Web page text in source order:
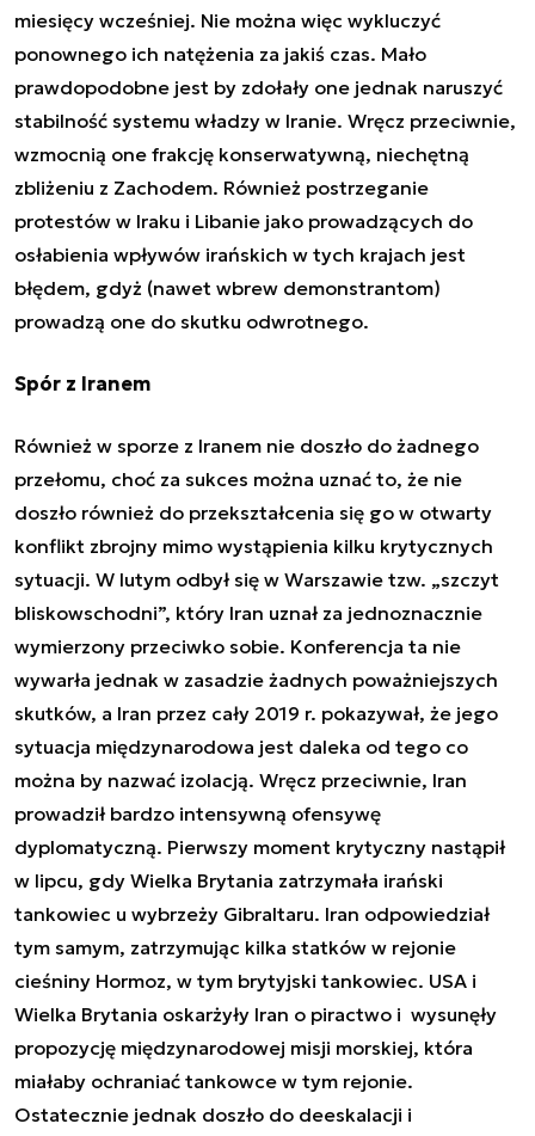
miesięcy wcześniej. Nie można więc wykluczyć
ponownego ich natężenia za jakiś czas. Mało
prawdopodobne jest by zdołały one jednak naruszyć
stabilność systemu władzy w Iranie. Wręcz przeciwnie,
wzmocnią one frakcję konserwatywną, niechętną
zbliżeniu z Zachodem. Również postrzeganie
protestów w Iraku i Libanie jako prowadzących do
osłabienia wpływów irańskich w tych krajach jest
błędem, gdyż (nawet wbrew demonstrantom)
prowadzą one do skutku odwrotnego.
Spór z Iranem
Również w sporze z Iranem nie doszło do żadnego
przełomu, choć za sukces można uznać to, że nie
doszło również do przekształcenia się go w otwarty
konflikt zbrojny mimo wystąpienia kilku krytycznych
sytuacji. W lutym odbył się w Warszawie tzw. „szczyt
bliskowschodni”, który Iran uznał za jednoznacznie
wymierzony przeciwko sobie. Konferencja ta nie
wywarła jednak w zasadzie żadnych poważniejszych
skutków, a Iran przez cały 2019 r. pokazywał, że jego
sytuacja międzynarodowa jest daleka od tego co
można by nazwać izolacją. Wręcz przeciwnie, Iran
prowadził bardzo intensywną ofensywę
dyplomatyczną. Pierwszy moment krytyczny nastąpił
w lipcu, gdy Wielka Brytania zatrzymała irański
tankowiec u wybrzeży Gibraltaru. Iran odpowiedział
tym samym, zatrzymując kilka statków w rejonie
cieśniny Hormoz, w tym brytyjski tankowiec. USA i
Wielka Brytania oskarżyły Iran o piractwo i wysunęły
propozycję międzynarodowej misji morskiej, która
miałaby ochraniać tankowce w tym rejonie.
Ostatecznie jednak doszło do deeskalacji i